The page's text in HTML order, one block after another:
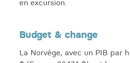
en excursion.
Budget & change
La Norvège, avec un PIB par